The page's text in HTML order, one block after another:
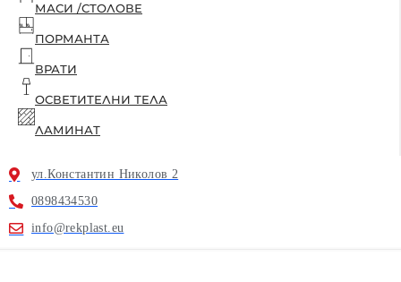
МАСИ /СТОЛОВЕ
ПОРМАНТА
ВРАТИ
ОСВЕТИТЕЛНИ ТЕЛА
ЛАМИНАТ
ул.Константин Николов 2
0898434530
info@rekplast.eu